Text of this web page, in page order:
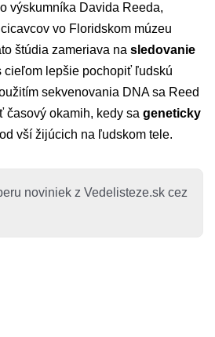
výskumníka Davida Reeda,
vo Floridskom múzeu
štúdia zameriava na sledovanie
cieľom lepšie pochopiť ľudskú
sekvenovania DNA sa Reed
časový okamih, kedy sa geneticky
vší žijúcich na ľudskom tele.
noviniek z Vedelisteze.sk cez